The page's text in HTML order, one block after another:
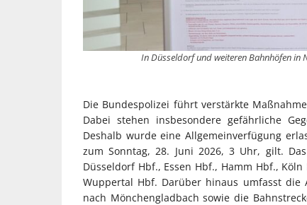
In Düsseldorf und weiteren Bahnhöfen in
Die Bundespolizei führt verstärkte
Dabei stehen insbesondere gefährliche
Deshalb wurde eine Allgemeinverfügung
zum Sonntag, 28. Juni 2026, 3 Uhr, gilt.
Düsseldorf Hbf., Essen Hbf., Hamm Hbf.,
Wuppertal Hbf. Darüber hinaus umfasst die
nach Mönchengladbach sowie die